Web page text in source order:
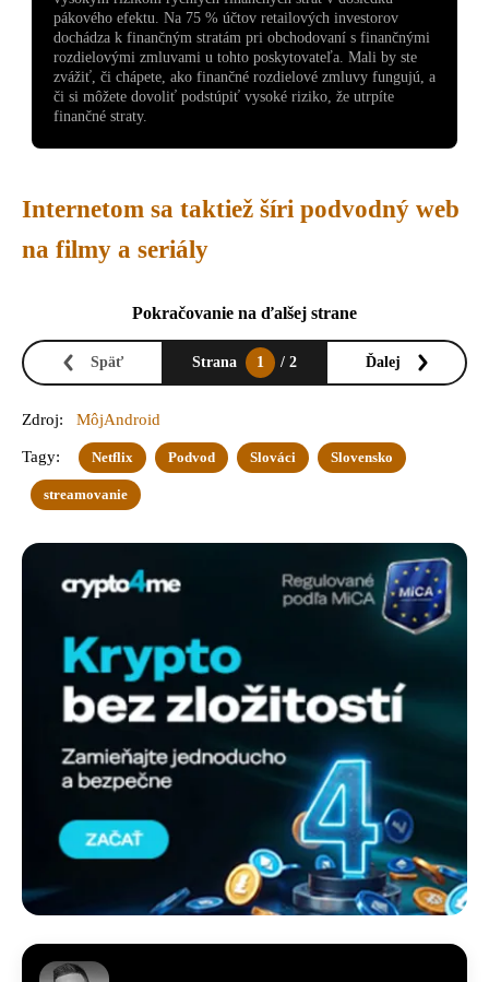
pákového efektu. Na 75 % účtov retailových investorov
dochádza k finančným stratám pri obchodovaní s finančnými
rozdielovými zmluvami u tohto poskytovateľa. Mali by ste
zvážiť, či chápete, ako finančné rozdielové zmluvy fungujú, a
či si môžete dovoliť podstúpiť vysoké riziko, že utrpíte
finančné straty.
Internetom sa taktiež šíri podvodný web
na filmy a seriály
Pokračovanie na ďalšej strane
Späť Strana 1 / 2 Ďalej
Zdroj: MôjAndroid
Tagy: Netflix Podvod Slováci Slovensko
streamovanie